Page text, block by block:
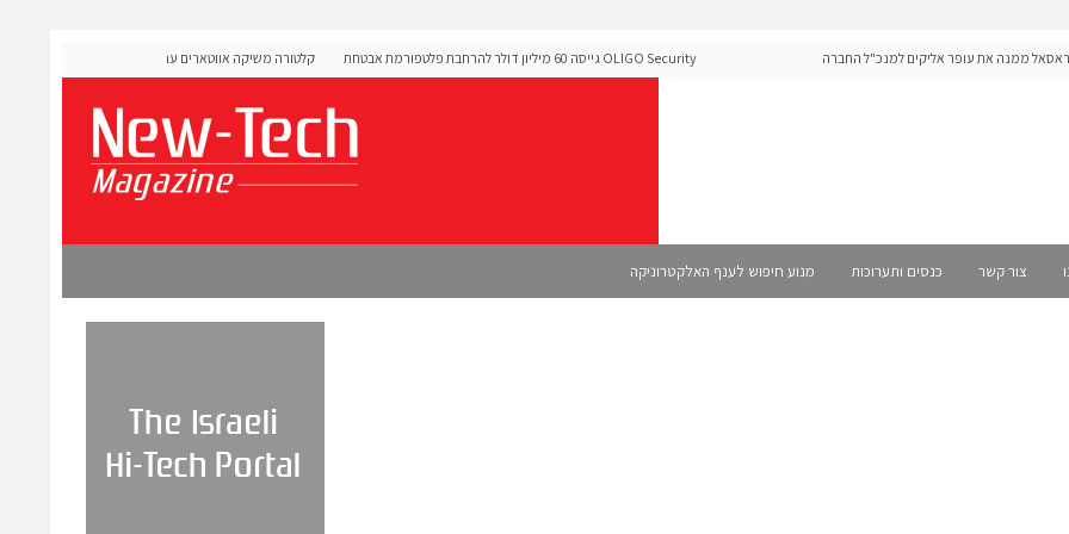
ממנה את עופר אליקים למנכ"ל החברה
OLIGO Security גייסה 60 מיליון דולר להרחבת פלטפורמת אבטחת
קלטורה משיקה אווטארים עם אינטליגנציה רגשית לתרגול שיחות
צור קשר כנסים ותערוכות מנוע חיפוש לענף האלקטרוניקה